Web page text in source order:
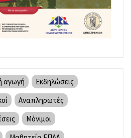
αγωγή
Εκδηλώσεις
Αναπληρωτές
Μόνιμοι